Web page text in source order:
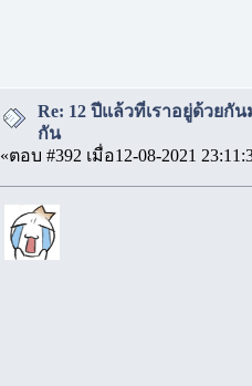
Re: 12 ปีแล้วที่เราอยู่ด้วยกั
กัน
«ตอบ #392 เมื่อ12-08-2021